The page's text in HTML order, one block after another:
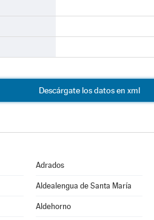
Descárgate los datos en xml
Adrados
Aldealengua de Santa María
Aldehorno